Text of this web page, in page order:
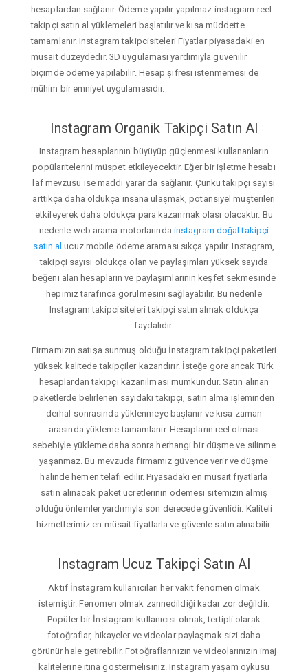
hesaplardan sağlanır. Ödeme yapılır yapılmaz instagram reel
takipçi satın al yüklemeleri başlatılır ve kısa müddette
tamamlanır. Instagram takipcisiteleri Fiyatlar piyasadaki en
müsait düzeydedir. 3D uygulaması yardımıyla güvenilir
biçimde ödeme yapılabilir. Hesap şifresi istenmemesi de
mühim bir emniyet uygulamasıdır.
Instagram Organik Takipçi Satın Al
Instagram hesaplarının büyüyüp güçlenmesi kullananların
popülaritelerini müspet etkileyecektir. Eğer bir işletme hesabı
laf mevzusu ise maddi yarar da sağlanır. Çünkü takipçi sayısı
arttıkça daha oldukça insana ulaşmak, potansiyel müşterileri
etkileyerek daha oldukça para kazanmak olası olacaktır. Bu
nedenle web arama motorlarında instagram doğal takipçi
satın al ucuz mobile ödeme araması sıkça yapılır. Instagram,
takipçi sayısı oldukça olan ve paylaşımları yüksek sayıda
beğeni alan hesapların ve paylaşımlarının keşfet sekmesinde
hepimiz tarafınca görülmesini sağlayabilir. Bu nedenle
Instagram takipcisiteleri takipçi satın almak oldukça
faydalıdır.
Firmamızın satışa sunmuş olduğu İnstagram takipçi paketleri
yüksek kalitede takipçiler kazandırır. İsteğe gore ancak Türk
hesaplardan takipçi kazanılması mümkündür. Satın alınan
paketlerde belirlenen sayıdaki takipçi, satın alma işleminden
derhal sonrasında yüklenmeye başlanır ve kısa zaman
arasında yükleme tamamlanır. Hesapların reel olması
sebebiyle yükleme daha sonra herhangi bir düşme ve silinme
yaşanmaz. Bu mevzuda firmamız güvence verir ve düşme
halinde hemen telafi edilir. Piyasadaki en müsait fiyatlarla
satın alınacak paket ücretlerinin ödemesi sitemizin almış
olduğu önlemler yardımıyla son derecede güvenlidir. Kaliteli
hizmetlerimiz en müsait fiyatlarla ve güvenle satın alınabilir.
Instagram Ucuz Takipçi Satın Al
Aktif İnstagram kullanıcıları her vakit fenomen olmak
istemiştir. Fenomen olmak zannedildiği kadar zor değildir.
Popüler bir İnstagram kullanıcısı olmak, tertipli olarak
fotoğraflar, hikayeler ve videolar paylaşmak sizi daha
görünür hale getirebilir. Fotoğraflarınızın ve videolarınızın imaj
kalitelerine itina göstermelisiniz. Instagram yaşam öyküsü